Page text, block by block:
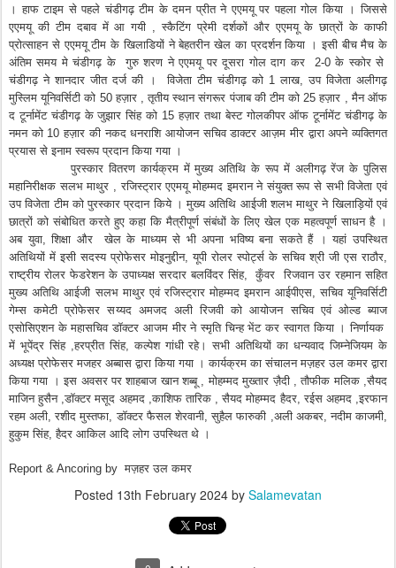
। हाफ टाइम से पहले चंडीगढ़ टीम के दमन प्रीत ने एएमयू पर पहला गोल किया । जिससे
एएमयू की टीम दबाव में आ गयी , स्कैटिंग प्रेमी दर्शकों और एएमयू के छात्रों के काफी
प्रोत्साहन से एएमयू टीम के खिलाडियों ने बेहतरीन खेल का प्रदर्शन किया । इसी बीच मैच के
अंतिम समय मे चंडीगढ़ के गुरु शरण ने एएमयू पर दूसरा गोल दाग कर 2-0 के स्कोर से
चंडीगढ़ ने शानदार जीत दर्ज की । विजेता टीम चंडीगढ़ को 1 लाख, उप विजेता अलीगढ़
मुस्लिम यूनिवर्सिटी को 50 हज़ार , तृतीय स्थान संगरूर पंजाब की टीम को 25 हज़ार , मैन ऑफ
द टूर्नामेंट चंडीगढ़ के जुझार सिंह को 15 हज़ार तथा बेस्ट गोलकीपर ऑफ टूर्नामेंट चंडीगढ़ के
नमन को 10 हज़ार की नकद धनराशि आयोजन सचिव डाक्टर आज़म मीर द्वारा अपने व्यक्तिगत
प्रयास से इनाम स्वरूप प्रदान किया गया ।
पुरस्कार वितरण कार्यक्रम में मुख्य अतिथि के रूप में अलीगढ़ रेंज के पुलिस
महानिरीक्षक सलभ माथुर , रजिस्ट्रार एएमयू मोहम्मद इमरान ने संयुक्त रूप से सभी विजेता एवं
उप विजेता टीम को पुरस्कार प्रदान किये । मुख्य अतिथि आईजी शलभ माथुर ने खिलाड़ियों एवं
छात्रों को संबोधित करते हुए कहा कि मैत्रीपूर्ण संबंधों के लिए खेल एक महत्वपूर्ण साधन है ।
अब युवा, शिक्षा और खेल के माध्यम से भी अपना भविष्य बना सकते हैं । यहां उपस्थित
अतिथियों में इसी सदस्य प्रोफेसर मोइनुद्दीन, यूपी रोलर स्पोर्ट्स के सचिव श्री जी एस राठौर,
राष्ट्रीय रोलर फेडरेशन के उपाध्यक्ष सरदार बलविंदर सिंह, कुँवर रिजवान उर रहमान सहित
मुख्य अतिथि आईजी सलभ माथुर एवं रजिस्ट्रार मोहम्मद इमरान आईपीएस, सचिव यूनिवर्सिटी
गेम्स कमेटी प्रोफेसर सय्यद अमजद अली रिजवी को आयोजन सचिव एवं ओल्ड ब्याज
एसोसिएशन के महासचिव डॉक्टर आजम मीर ने स्मृति चिन्ह भेंट कर स्वागत किया । निर्णायक
में भूपेंद्र सिंह ,हरप्रीत सिंह, कल्पेश गांधी रहे। सभी अतिथियों का धन्यवाद जिम्नेजियम के
अध्यक्ष प्रोफेसर मजहर अब्बास द्वारा किया गया । कार्यक्रम का संचालन मज़हर उल कमर द्वारा
किया गया । इस अवसर पर शाहबाज खान शब्बू , मोहम्मद मुख्तार ज़ैदी , तौफीक मलिक ,सैयद
माजिन हुसैन ,डॉक्टर मसूद अहमद ,काशिफ तारिक , सैयद मोहम्मद हैदर, रईस अहमद ,इरफान
रहम अली, रशीद मुस्तफा, डॉक्टर फैसल शेरवानी, सुहैल फारुकी ,अली अकबर, नदीम काजमी,
हुकुम सिंह, हैदर आकिल आदि लोग उपस्थित थे ।
Report & Ancoring by मज़हर उल कमर
Posted 13th February 2024 by Salamevatan